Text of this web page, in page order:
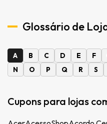
Glossário de
A B C D E F
N
O P Q R S
Cupons para lojas